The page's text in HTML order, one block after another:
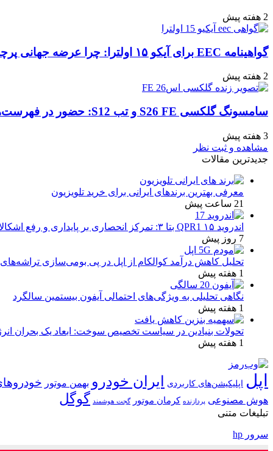
2 هفته پیش
گواهینامه EEC برای آیکو ۱۵ اولترا: چرا عرضه جهانی پرچمدار جدید قطعی به نظر می‌رسد؟
2 هفته پیش
سامسونگ گلکسی S26 FE و تب S12: حضور در فهرست‌های آنلاین گوگل و پیش‌بینی عرضه در پاییز ۱۴۰۵
3 هفته پیش
مشاهده و ثبت نظر
جدیدترین مقالات
معرفی بهترین برندهای ایرانی برای خرید تلویزیون
21 ساعت پیش
اندروید ۱۵ QPR1 بتا ۳: تمرکز انحصاری بر پایداری و رفع اشکالات
7 روز پیش
تحلیل کاهش درآمد کوالکام از اپل در پی بومی‌سازی
1 هفته پیش
نگاهی تحلیلی به ویژگی‌های احتمالی آیفون بیستمین سالگرد
1 هفته پیش
تحولات بنیادین در سیاست تخصیص سوخت: ابعاد یک بحران
1 هفته پیش
اپل اپلیکیشن‌های کاربردی ایران خودرو بهمن موتور
هوش مصنوعی پردازنده کرمان موتور گجت هوشمند گوگل
تبلیغات متنی
سرور hp